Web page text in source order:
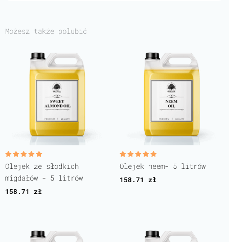
Możesz także polubić
Oceniono
5.00
na 5
Olejek ze słodkich
migdałów - 5 litrów
158.71 zł
Oceniono
5.00
Olejek neem- 5 litrów
158.71 zł